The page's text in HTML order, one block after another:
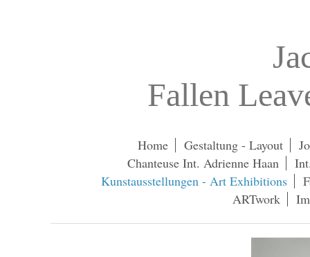
Fallen
Home Gestaltung - Layout
Chanteuse Int. Adrienne Haan
Kunstausstellungen - Art Exhibitions
ARTwork